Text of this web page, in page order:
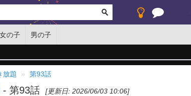
女の子 男の子
放題 第93話
- 第93話 [更新日: 2026/06/03 10:06]